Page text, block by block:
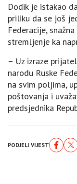
Dodik je istakao
priliku da se još
Federacije,
stremljenje ka
– Uz izraze
narodu Ruske
na svim poljima,
poštovanja i
predsjednika
PODJELI VIJEST